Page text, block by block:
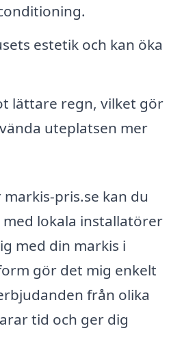
estetik och kan öka
lättare regn, vilket gör
uteplatsen mer
pris.se kan du
lokala installatörer
med din markis i
gör det mig enkelt
från olika
tid och ger dig